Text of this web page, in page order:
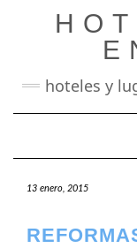
hoteles y
13 enero, 2015